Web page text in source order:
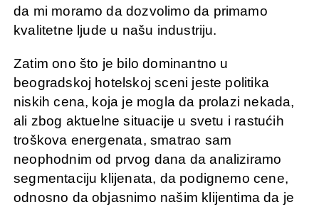
da mi moramo da dozvolimo da primamo
kvalitetne ljude u našu industriju.
Zatim ono što je bilo dominantno u
beogradskoj hotelskoj sceni jeste politika
niskih cena, koja je mogla da prolazi nekada,
ali zbog aktuelne situacije u svetu i rastućih
troškova energenata, smatrao sam
neophodnim od prvog dana da analiziramo
segmentaciju klijenata, da podignemo cene,
odnosno da objasnimo našim klijentima da je